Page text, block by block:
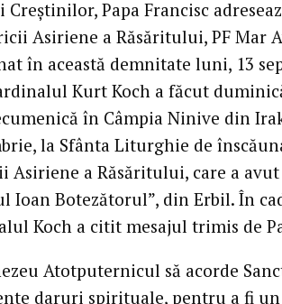
Papa Francisc
Asiriene a Răsăritului, PF Mar
în această demnitate luni, 13
Kurt Koch a făcut
în Câmpia Ninive din
la Sfânta Liturghie de
Asiriene a Răsăritului, care a
Ioan Botezătorul”, din Erbil. În
Koch a citit mesajul trimis de
Atotputernicul să acorde
daruri spirituale, pentru a fi